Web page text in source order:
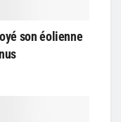
son éolienne